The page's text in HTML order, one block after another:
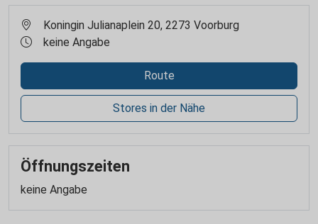
Koningin Julianaplein 20, 2273 Voorburg
keine Angabe
Route
Stores in der Nähe
Öffnungszeiten
keine Angabe